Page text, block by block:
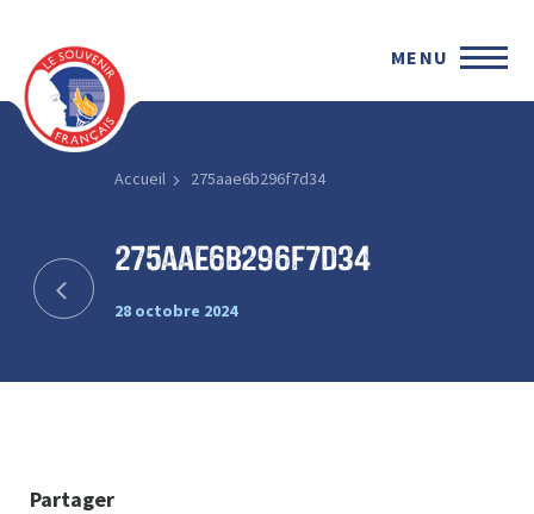
MENU
Accueil 275aae6b296f7d34
275aae6b296f7d34
28 octobre 2024
Partager